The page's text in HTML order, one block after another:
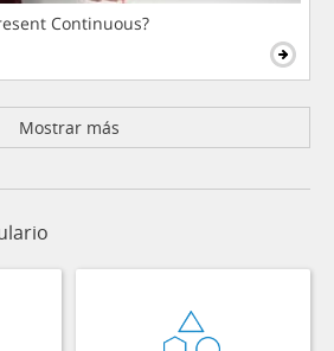
Continuous?
Mostrar más